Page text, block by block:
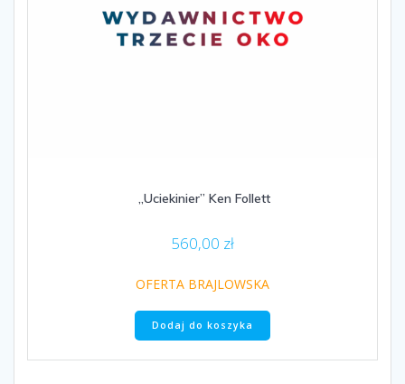
„Uciekinier” Ken Follett
560,00 zł
OFERTA BRAJLOWSKA
Dodaj do koszyka